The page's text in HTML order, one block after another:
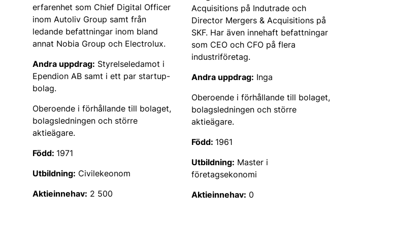
erfarenhet som Chief Digital Officer
inom Autoliv Group samt från
ledande befattningar inom bland
annat Nobia Group och Electrolux.
Andra uppdrag: Styrelseledamot i
Ependion AB samt i ett par startup-
bolag.
Oberoende i förhållande till bolaget,
bolagsledningen och större
aktieägare.
Född: 1971
Utbildning: Civilekeonom
Aktieinnehav: 2 500
Acquisitions på Indutrade och
Director Mergers & Acquisitions på
SKF. Har även innehaft befattningar
som CEO och CFO på flera
industriföretag.
Andra uppdrag: Inga
Oberoende i förhållande till bolaget,
bolagsledningen och större
aktieägare.
Född: 1961
Utbildning: Master i
företagsekonomi
Aktieinnehav: 0